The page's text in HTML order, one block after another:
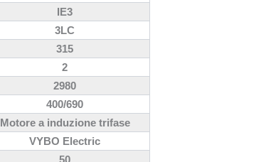
IE3
3LC
315
2
2980
400/690
Motore a induzione trifase
VYBO Electric
50